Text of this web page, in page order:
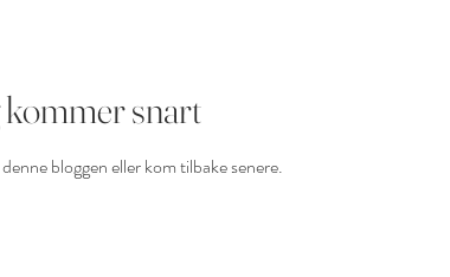
snart
bloggen eller kom tilbake senere.